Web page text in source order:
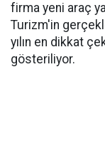
firma yeni araç
Turizm'in
yılın en dikkat
gösteriliyor.